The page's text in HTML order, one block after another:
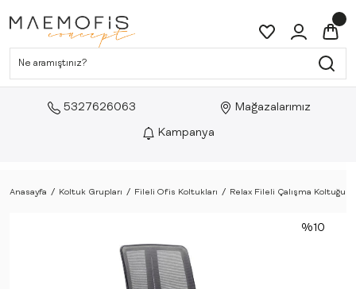
5327626063 Mağazalarımız
Kampanya
Anasayfa Koltuk Grupları Fileli Ofis Koltukları Relax Fileli Çalışma Koltuğu
%10